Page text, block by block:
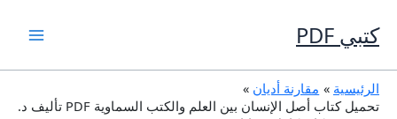
إلى
المحتوى
كتبي PDF
الرئيسية
مقارنة أديان
تحميل كتاب أصل الإنسان بين العلم والكتب السماوية PDF تأليف د.